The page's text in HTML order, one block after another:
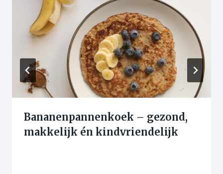
Bananenpannenkoek – gezond,
makkelijk én kindvriendelijk